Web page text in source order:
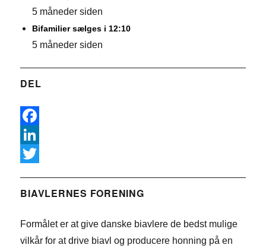
5 måneder siden
Bifamilier sælges i 12:10
5 måneder siden
DEL
F
a
e
o
L
n
e
w
t
BIAVLERNES FORENING
Formålet er at give danske biavlere de bedst mulige
vilkår for at drive biavl og producere honning på en